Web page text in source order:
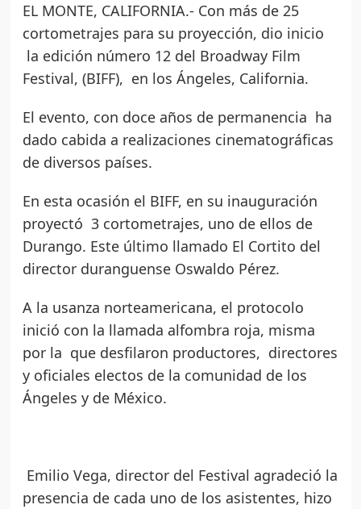
EL MONTE, CALIFORNIA.- Con más de 25
cortometrajes para su proyección, dio inicio
la edición número 12 del Broadway Film
Festival, (BIFF), en los Ángeles, California.
El evento, con doce años de permanencia ha
dado cabida a realizaciones cinematográficas
de diversos países.
En esta ocasión el BIFF, en su inauguración
proyectó 3 cortometrajes, uno de ellos de
Durango. Este último llamado El Cortito del
director duranguense Oswaldo Pérez.
A la usanza norteamericana, el protocolo
inició con la llamada alfombra roja, misma
por la que desfilaron productores, directores
y oficiales electos de la comunidad de los
Ángeles y de México.
Emilio Vega, director del Festival agradeció la
presencia de cada uno de los asistentes, hizo